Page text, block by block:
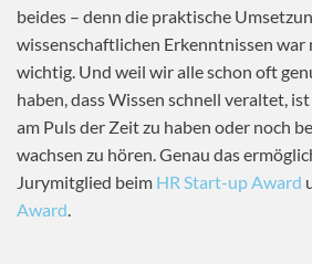
beides – denn die praktische
wissenschaftlichen Erkenntnissen war
wichtig. Und weil wir alle schon oft
haben, dass Wissen schnell veraltet,
am Puls der Zeit zu haben oder noch
wachsen zu hören. Genau das
Jurymitglied beim HR Start-up Award
Award.